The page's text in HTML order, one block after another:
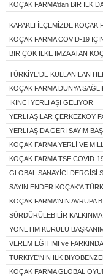
KOÇAK FARMA’dan BİR İLK
KAPAKLI İLÇEMİZDE KOÇAK
KOÇAK FARMA COVİD-19
BİR ÇOK İLKE İMZA ATAN
TÜRKİYE'DE KULLANILAN
KOÇAK FARMA DÜNYA
İKİNCİ YERLİ AŞI GELİYOR
YERLİ AŞILAR ÇERKEZKÖY
YERLİ AŞIDA GERİ SAYIM
KOÇAK FARMA YERLİ VE
KOÇAK FARMA TSE COVID-
GLOBAL SANAYİCİ DERGİSİ
SAYIN ENDER KOÇAK'A
KOÇAK FARMA'NIN AVRUPA
SÜRDÜRÜLEBİLİR KALKINMA
YÖNETİM KURULU
VEREM EĞİTİMİ ve
TÜRKİYE'NİN İLK
KOÇAK FARMA GLOBAL